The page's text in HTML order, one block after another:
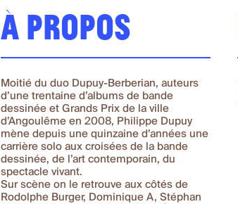
À propos
Moitié du duo Dupuy-Berberian, auteurs
d’une trentaine d’albums de bande
dessinée et Grands Prix de la ville
d’Angoulême en 2008, Philippe Dupuy
mène depuis une quinzaine d’années une
carrière solo aux croisées de la bande
dessinée, de l’art contemporain, du
spectacle vivant.
Sur scène on le retrouve aux côtés de
Rodolphe Burger, Dominique A, Stéphan